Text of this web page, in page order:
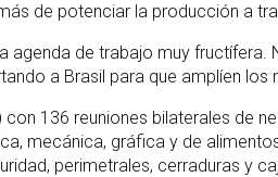
de potenciar la producción a
agenda de trabajo muy
a Brasil para que amplíen los
136 reuniones bilaterales de
mecánica, gráfica y de
perimetrales, cerraduras y